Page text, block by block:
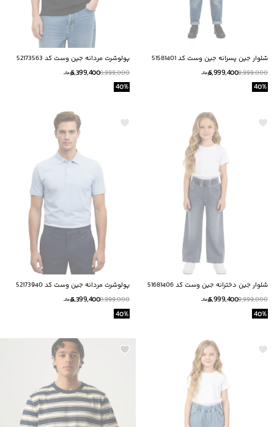
شلوار جين پسرانه جين وست كد 51581401
9,999,000
5,999,400تومانــ
40%
پولوشرت مردانه جین وست کد 52173563
8,999,000
5,399,400تومانــ
40%
شلوار جين دخترانه جين وست كد 51681406
9,999,000
5,999,400تومانــ
40%
پولوشرت مردانه جين وست كد 52173940
8,999,000
5,399,400تومانــ
40%